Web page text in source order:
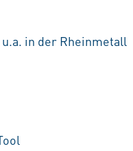
in der Rheinmetall